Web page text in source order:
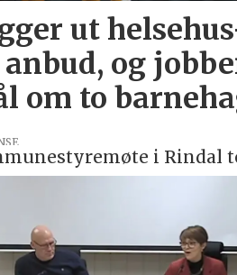
ut
anbud, og
om to
i Rindal